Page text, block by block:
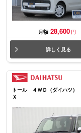
月額 28,600 円
詳しく見る
トール ４ＷＤ（ダイハツ）
Ｘ